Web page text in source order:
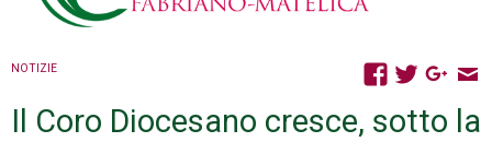
NOTIZIE
Il Coro Diocesano cresce, sotto la